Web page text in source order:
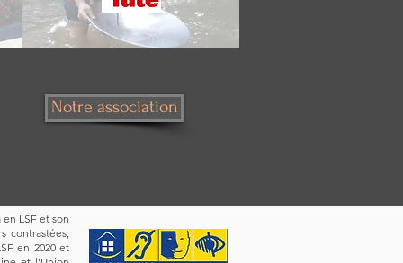
Notre association
LSF et son
contrastées,
en 2020 et